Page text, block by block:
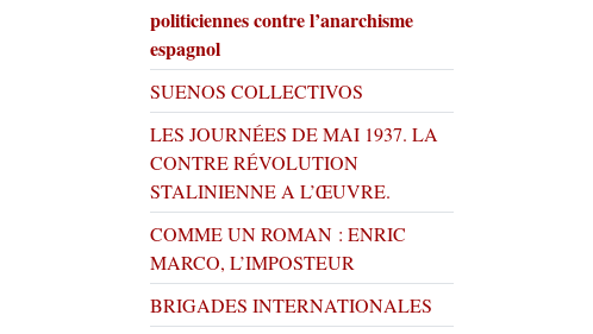
politiciennes contre l’anarchisme
espagnol
SUENOS COLLECTIVOS
LES JOURNÉES DE MAI 1937. LA
CONTRE RÉVOLUTION
STALINIENNE A L’ŒUVRE.
COMME UN ROMAN : ENRIC
MARCO, L’IMPOSTEUR
BRIGADES INTERNATIONALES